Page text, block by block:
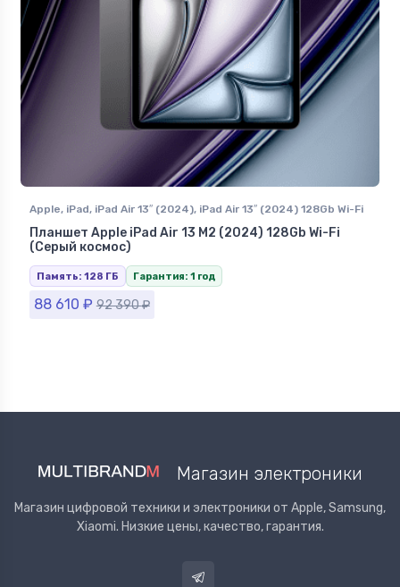
Apple, iPad, iPad Air 13″ (2024), iPad Air 13″ (2024) 128Gb Wi-Fi
Планшет Apple iPad Air 13 M2 (2024) 128Gb Wi-Fi
(Серый космос)
Память: 128 ГБ Гарантия: 1 год
88 610 ₽ 92 390₽
Магазин электроники
Магазин цифровой техники и электроники от Apple, Samsung,
Xiaomi. Низкие цены, качество, гарантия.